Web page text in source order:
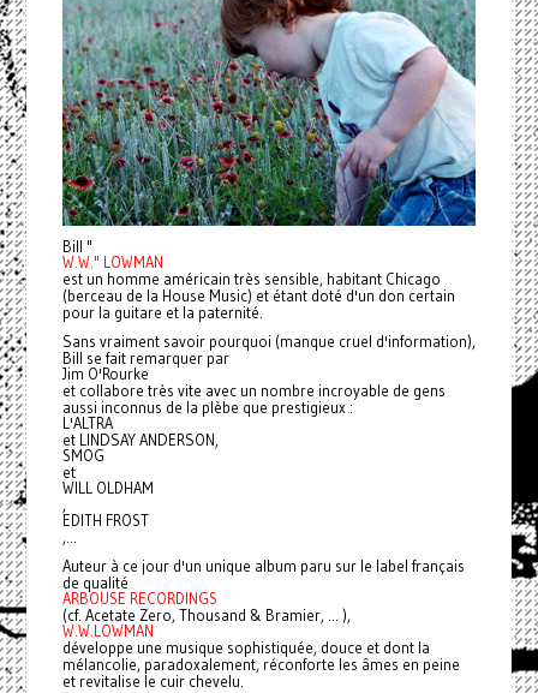
Bill "
W.W." LOWMAN
est un homme américain très sensible, habitant Chicago
(berceau de la House Music) et étant doté d'un don certain
pour la guitare et la paternité.
Sans vraiment savoir pourquoi (manque cruel d'information),
Bill se fait remarquer par
Jim O'Rourke
et collabore très vite avec un nombre incroyable de gens
aussi inconnus de la plèbe que prestigieux :
L'ALTRA
et LINDSAY ANDERSON,
SMOG
et
WILL OLDHAM
,
EDITH FROST
,...
Auteur à ce jour d'un unique album paru sur le label français
de qualité
ARBOUSE RECORDINGS
(cf. Acetate Zero, Thousand & Bramier, ... ),
W.W.LOWMAN
développe une musique sophistiquée, douce et dont la
mélancolie, paradoxalement, réconforte les âmes en peine
et revitalise le cuir chevelu.